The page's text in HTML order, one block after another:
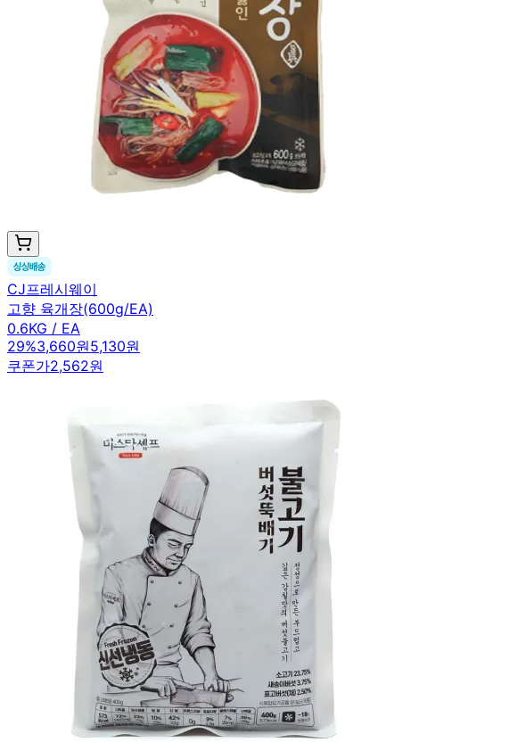
CJ프레시웨이
고향 육개장(600g/EA)
0.6KG / EA
29%3,660원5,130원
쿠폰가2,562원